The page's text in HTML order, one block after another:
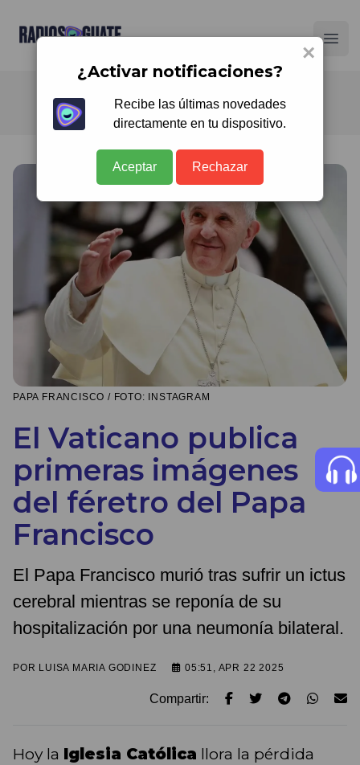
Radios Guate
PAPA FRANCISCO / FOTO: INSTAGRAM
El Vaticano publica
primeras imágenes
del féretro del Papa
Francisco
El Papa Francisco murió tras sufrir un ictus
cerebral mientras se reponía de su
hospitalización por una neumonía bilateral.
POR LUISA MARIA GODINEZ 05:51, APR 22 2025
Compartir:
Hoy la Iglesia Católica llora la pérdida
×
¿Activar notificaciones?
Recibe las últimas novedades
directamente en tu dispositivo.
Aceptar Rechazar